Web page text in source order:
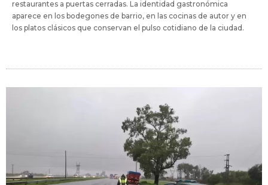
restaurantes a puertas cerradas. La identidad gastronómica
aparece en los bodegones de barrio, en las cocinas de autor y en
los platos clásicos que conservan el pulso cotidiano de la ciudad.